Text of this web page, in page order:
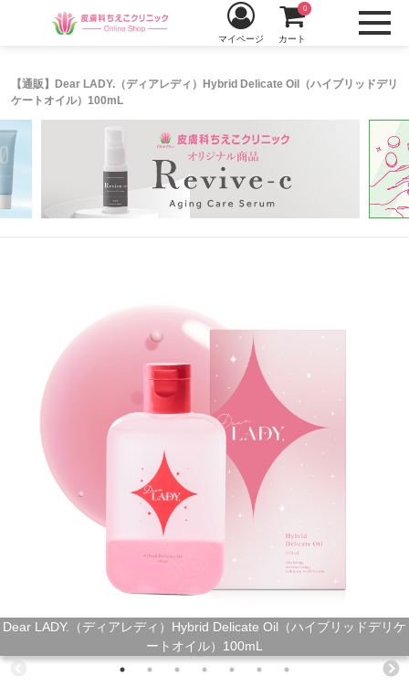
【通販】Dear LADY.（ディアレディ）Hybrid Delicate Oil（ハイブリッドデリ
ケートオイル）100mL
マイページ カート
0
Dear LADY.（ディアレディ）Hybrid Delicate Oil（ハイブリッドデリケ
ートオイル）100mL